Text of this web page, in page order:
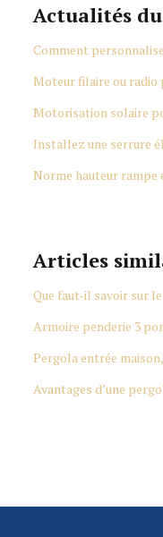
Actualités
Comment
Moteur filaire ou
Motorisation solaire
Installez une serrure
Norme hauteur rampe
Articles
Que faut-il savoir sur
Armoire penderie 3
Pergola entrée
Avantages d’une